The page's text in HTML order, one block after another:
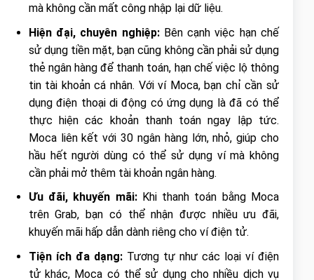
mà không cần mất công nhập lại dữ liệu.
Hiện đại, chuyên nghiệp:Bên cạnh việc hạn chế
sử dụng tiền mặt, bạn cũng không cần phải sử dụng
thẻ ngân hàng để thanh toán, hạn chế việc lộ thông
tin tài khoản cá nhân. Với ví Moca, bạn chỉ cần sử
dụng điện thoại di động có ứng dụng là đã có thể
thực hiện các khoản thanh toán ngay lập tức.
Moca liên kết với 30 ngân hàng lớn, nhỏ, giúp cho
hầu hết người dùng có thể sử dụng ví mà không
cần phải mở thêm tài khoản ngân hàng.
Ưu đãi, khuyến mãi:Khi thanh toán bằng Moca
trên Grab, bạn có thể nhận được nhiều ưu đãi,
khuyến mãi hấp dẫn dành riêng cho ví điện tử.
Tiện ích đa dạng:Tương tự như các loại ví điện
tử khác, Moca có thể sử dụng cho nhiều dịch vụ